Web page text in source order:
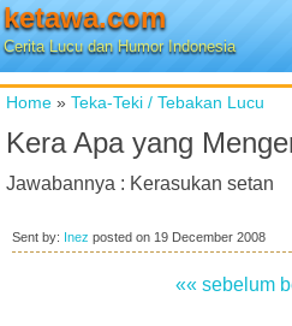
ketawa.com
Cerita Lucu dan Humor Indonesia
Home » Teka-Teki / Tebakan Lucu
Kera Apa yang
Jawabannya : Kerasukan setan
Sent by: Inez posted on 19 December 2008
«« sebelum